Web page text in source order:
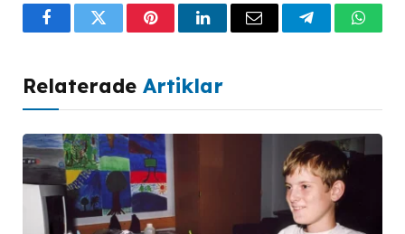
FacebookTwitterPinterestLinkedInEmail Telegram
Relaterade Artiklar